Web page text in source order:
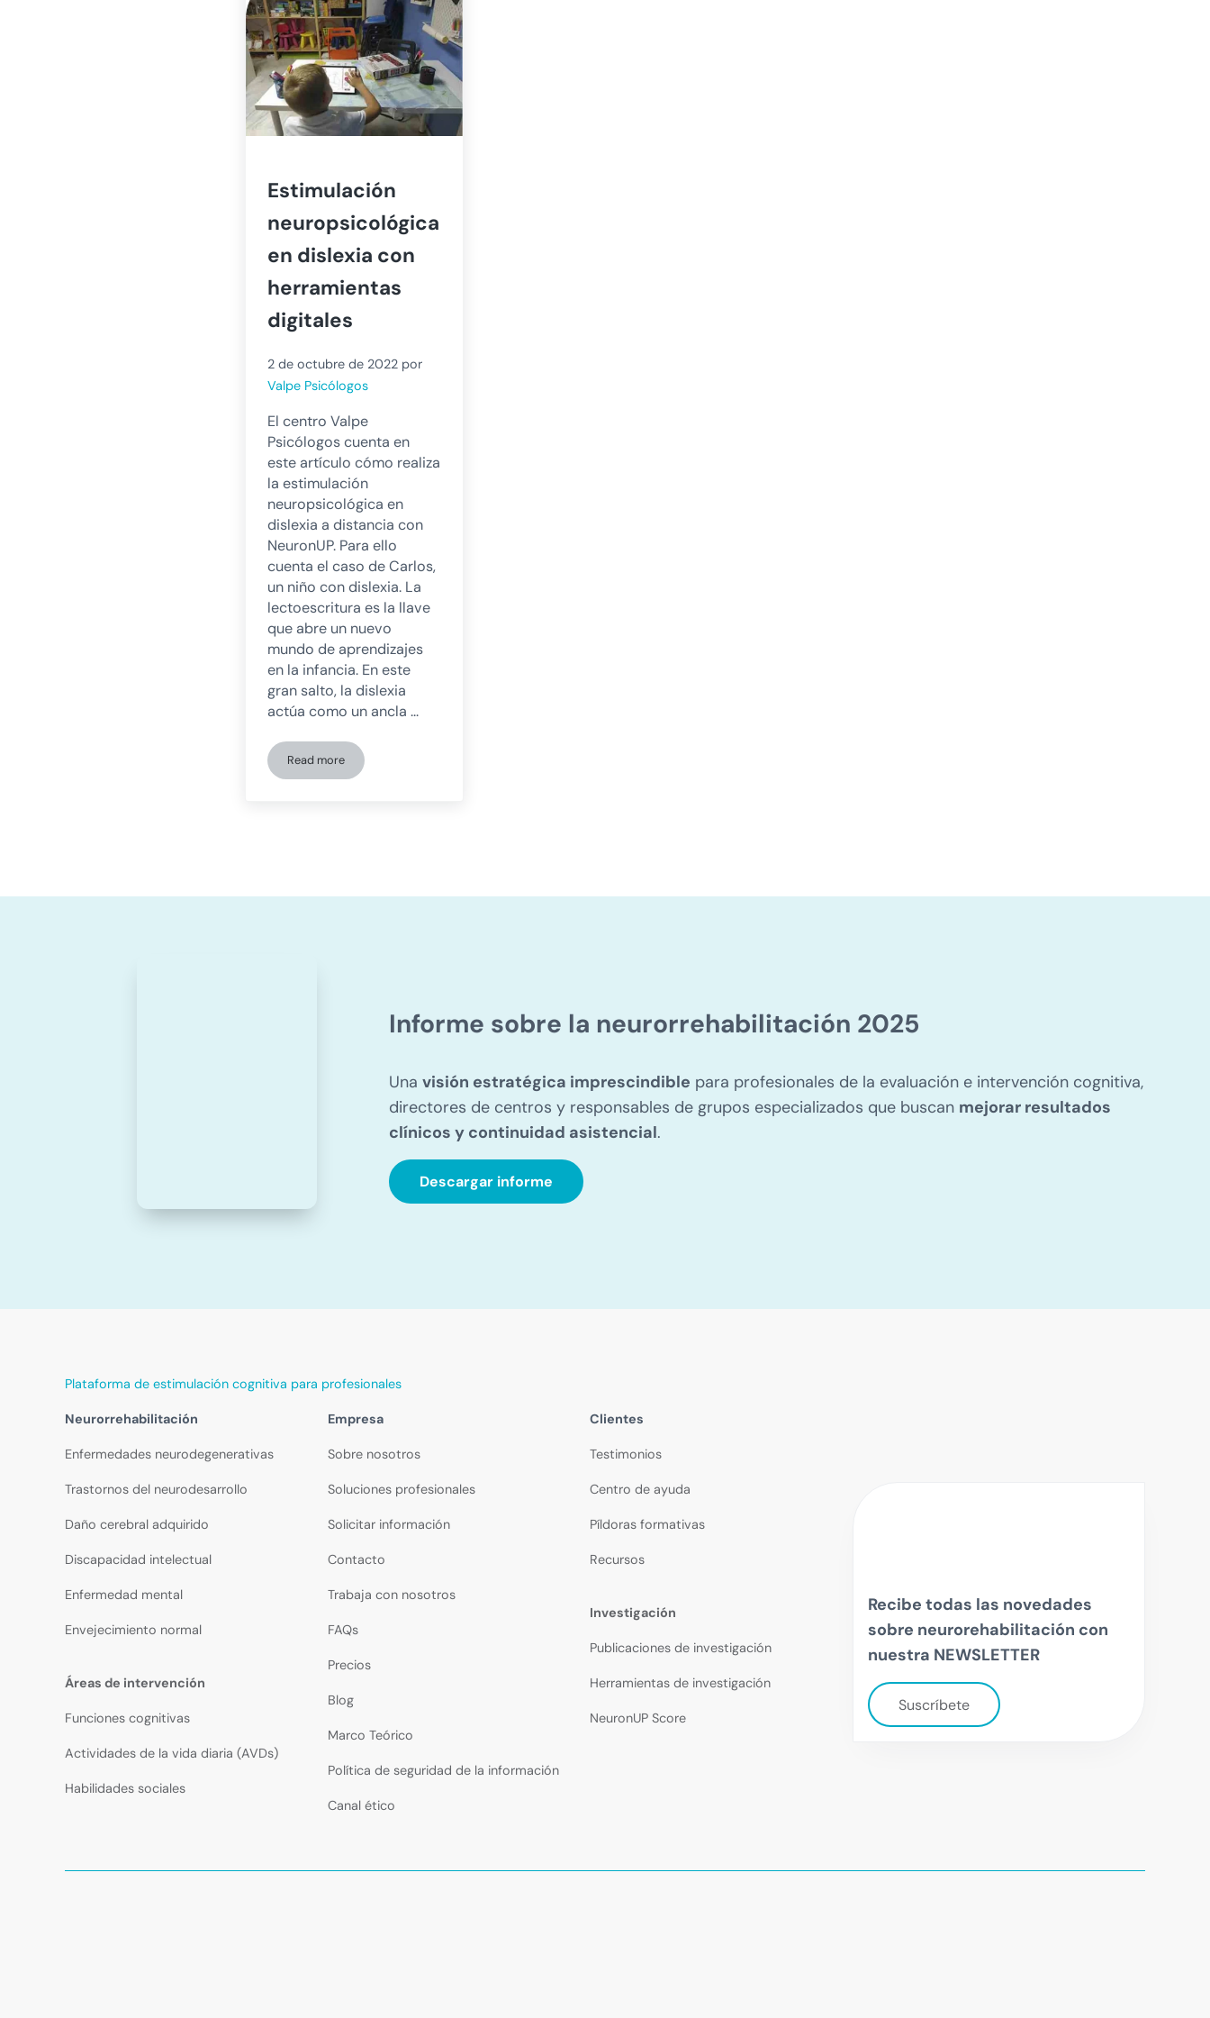
Estimulación
neuropsicológica
en dislexia con
herramientas
digitales
2 de octubre de 2022 por
Valpe Psicólogos
El centro Valpe
Psicólogos cuenta en
este artículo cómo realiza
la estimulación
neuropsicológica en
dislexia a distancia con
NeuronUP. Para ello
cuenta el caso de Carlos,
un niño con dislexia. La
lectoescritura es la llave
que abre un nuevo
mundo de aprendizajes
en la infancia. En este
gran salto, la dislexia
actúa como un ancla …
Read moreEstimulación neuropsicológica en dislexia con herramientas digitales
Informe sobre la neurorrehabilitación 2025
Una visión estratégica imprescindible para profesionales de la evaluación e intervención cognitiva,
directores de centros y responsables de grupos especializados que buscan mejorar resultados
clínicos y continuidad asistencial.
Descargar informe
Plataforma de estimulación cognitiva para profesionales
Neurorrehabilitación
Enfermedades neurodegenerativas
Trastornos del neurodesarrollo
Daño cerebral adquirido
Discapacidad intelectual
Enfermedad mental
Envejecimiento normal
Áreas de intervención
Funciones cognitivas
Actividades de la vida diaria (AVDs)
Habilidades sociales
Empresa
Sobre nosotros
Soluciones profesionales
Solicitar información
Contacto
Trabaja con nosotros
FAQs
Precios
Blog
Marco Teórico
Política de seguridad de la información
Canal ético
Clientes
Testimonios
Centro de ayuda
Píldoras formativas
Recursos
Investigación
Publicaciones de investigación
Herramientas de investigación
NeuronUP Score
Recibe todas las novedades
sobre neurorehabilitación con
nuestra NEWSLETTER
Suscríbete